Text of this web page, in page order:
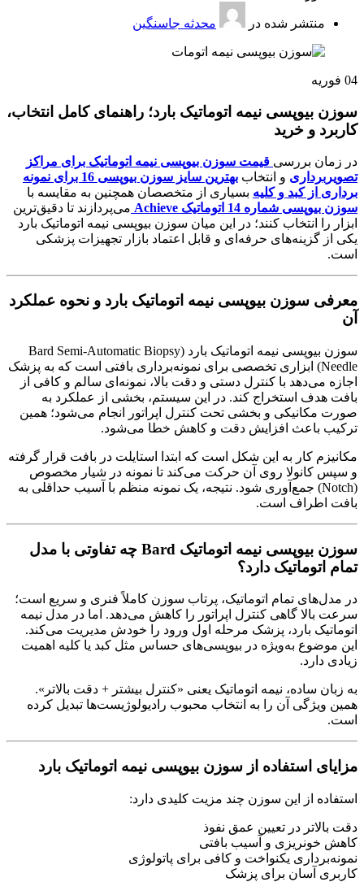
منتشر شده در محدثه جاسنگین
04 فوریه
سوزن بیوپسی نیمه اتوماتیک بارد؛ راهنمای کامل انتخاب،
کاربرد و خرید
در زمان بررسی قیمت سوزن بیوپسی نیمه اتوماتیک برای مراکز
تصویربرداری و انتخاب
بهترین سایز سوزن بیوپسی 16 برای نمونه
برداری از کبد و کلیه بسیاری از متخصصان همچنین به مقایسه با
سوزن بیوپسی شماره 14 اتوماتیک Achieve
می‌پردازند تا دقیق‌ترین
ابزار را انتخاب کنند؛ در این میان سوزن بیوپسی نیمه اتوماتیک بارد
یکی از گزینه‌های حرفه‌ای و قابل اعتماد بازار تجهیزات پزشکی
است.
معرفی سوزن بیوپسی نیمه اتوماتیک بارد و نحوه عملکرد
آن
سوزن بیوپسی نیمه اتوماتیک بارد (Bard Semi-Automatic Biopsy
Needle) ابزاری تخصصی برای نمونه‌برداری بافتی است که به پزشک
اجازه می‌دهد با کنترل دستی و دقت بالا، نمونه‌ای سالم و کافی از
بافت هدف استخراج کند. در این سیستم، بخشی از عملکرد به
صورت مکانیکی و بخشی تحت کنترل اپراتور انجام می‌شود؛ همین
ترکیب باعث افزایش دقت و کاهش خطا می‌شود.
مکانیزم کار به این شکل است که ابتدا استایلت در بافت قرار گرفته
و سپس کانولا روی آن حرکت می‌کند تا نمونه در شیار مخصوص
(Notch) جمع‌آوری شود. نتیجه، یک نمونه منظم با آسیب حداقلی به
بافت اطراف است.
سوزن بیوپسی نیمه اتوماتیک Bard چه تفاوتی با مدل
تمام اتوماتیک دارد؟
در مدل‌های تمام اتوماتیک، پرتاب سوزن کاملاً فنری و سریع است؛
سرعت بالا گاهی کنترل اپراتور را کاهش می‌دهد. اما در مدل نیمه
اتوماتیک بارد، پزشک مرحله اول ورود را خودش مدیریت می‌کند.
این موضوع به‌ویژه در بیوپسی‌های حساس مثل کبد یا کلیه اهمیت
زیادی دارد.
به زبان ساده، نیمه اتوماتیک یعنی «کنترل بیشتر + دقت بالاتر».
همین ویژگی آن را به انتخاب محبوب رادیولوژیست‌ها تبدیل کرده
است.
مزایای استفاده از سوزن بیوپسی نیمه اتوماتیک بارد
استفاده از این سوزن چند مزیت کلیدی دارد:
دقت بالاتر در تعیین عمق نفوذ
کاهش خونریزی و آسیب بافتی
نمونه‌برداری یکنواخت و کافی برای پاتولوژی
کاربری آسان برای پزشک